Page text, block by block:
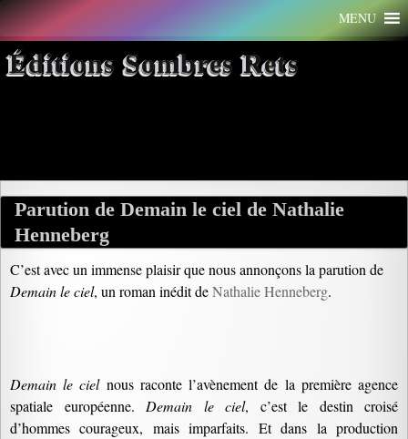
Aller
au
contenu
MENU
Éditions Sombres Rets
Archives par mot-clé : rêve
Parution de Demain le ciel de Nathalie
Henneberg
C’est avec un immense plaisir que nous annonçons la parution de
Demain le ciel, un roman inédit deNathalie Henneberg.
Demain le cielnous raconte l’avènement de la première agence
spatiale européenne. Demain le ciel, c’est le destin croisé
d’hommes courageux, mais imparfaits. Et dans la production